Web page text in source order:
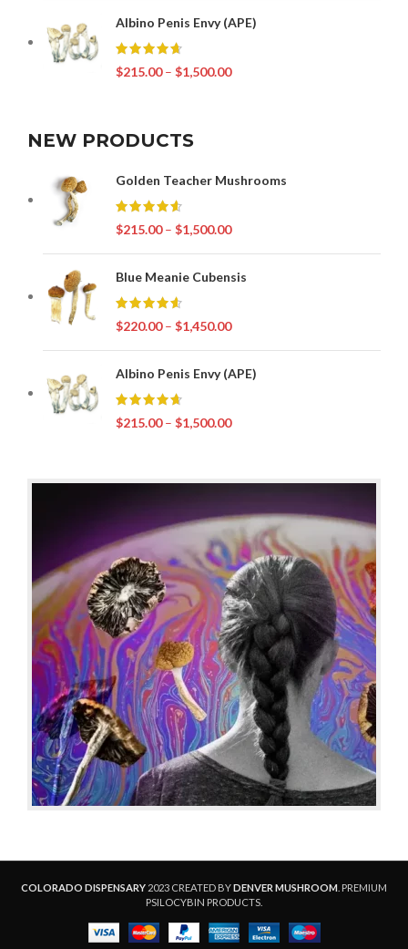
Albino Penis Envy (APE)
$215.00 – $1,500.00
NEW PRODUCTS
Golden Teacher Mushrooms
$215.00 – $1,500.00
Blue Meanie Cubensis
$220.00 – $1,450.00
Albino Penis Envy (APE)
$215.00 – $1,500.00
COLORADO DISPENSARY 2023 CREATED BYDENVER MUSHROOM . PREMIUM
PSILOCYBIN PRODUCTS.